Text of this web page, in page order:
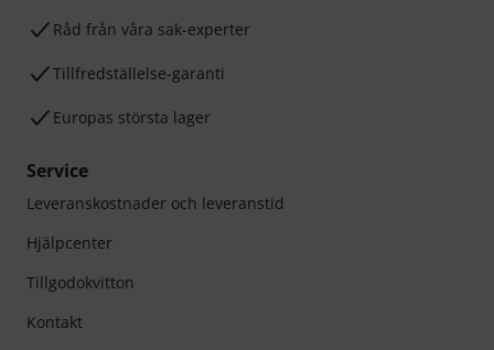
Råd från våra sak-experter
Tillfredställelse-garanti
Europas största lager
Service
Leveranskostnader och leveranstid
Hjälpcenter
Tillgodokvitton
Kontakt